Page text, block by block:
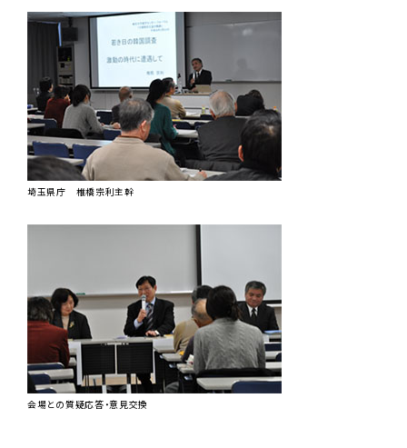
埼玉県庁 椎橋宗利主幹
会場との質疑応答・意見交換